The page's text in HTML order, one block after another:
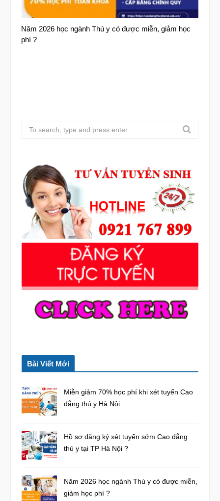
Năm 2026 học ngành Thú y có được miễn, giảm học
phí ?
e
h
Bài Viết Mới
Miễn giảm 70% học phí khi xét tuyển Cao
đẳng thú y Hà Nội
Hồ sơ đăng ký xét tuyển sớm Cao đẳng
thú y tại TP Hà Nội ?
Năm 2026 học ngành Thú y có được miễn,
giảm học phí ?